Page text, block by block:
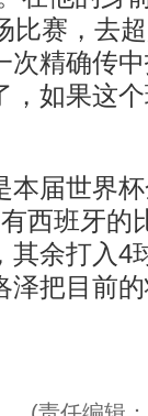
比赛，去
次精确传
，如果这
届世界杯
西班牙的
其余打入4
泽把目前